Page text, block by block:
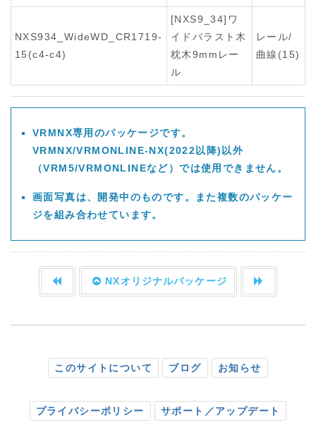
NXS934_WideWD_CR1719-
15(c4-c4)
[NXS9_34]ワ
イドバラスト木
枕木9mmレー
ル
レール/
曲線(15)
VRMNX専用のパッケージです。
VRMNX/VRMONLINE-NX(2022以降)以外
（VRM5/VRMONLINEなど）では使用できません。
画面写真は、開発中のものです。また複数のパッケー
ジを組み合わせています。
NXオリジナルパッケージ
このサイトについて ブログ お知らせ
プライバシーポリシー サポート／アップデート